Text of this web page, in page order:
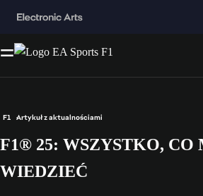
F1 Artykuł z aktualnościami
F1® 25: WSZYSTKO, CO
WIEDZIEĆ